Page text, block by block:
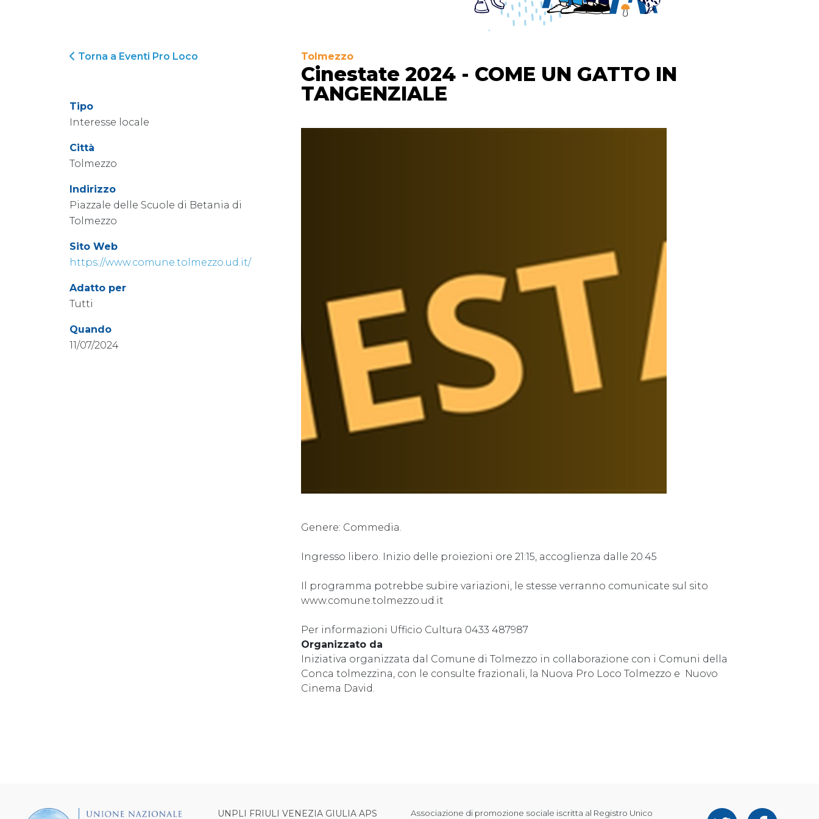
Torna a Eventi Pro Loco
Tipo
Interesse locale
Città
Tolmezzo
Indirizzo
Piazzale delle Scuole di Betania di
Tolmezzo
Sito Web
https://www.comune.tolmezzo.ud.it/
Adatto per
Tutti
Quando
11/07/2024
Tolmezzo
Cinestate 2024 - COME UN GATTO IN
TANGENZIALE
Genere: Commedia.
Ingresso libero. Inizio delle proiezioni ore 21:15, accoglienza dalle 20.45
Il programma potrebbe subire variazioni, le stesse verranno comunicate sul sito
www.comune.tolmezzo.ud.it
Per informazioni Ufficio Cultura 0433 487987
Organizzato da
Iniziativa organizzata dal Comune di Tolmezzo in collaborazione con i Comuni della
Conca tolmezzina, con le consulte frazionali, la Nuova Pro Loco Tolmezzo e Nuovo
Cinema David.
UNPLI FRIULI VENEZIA GIULIA APS
Associazione di promozione sociale iscritta al Registro Unico